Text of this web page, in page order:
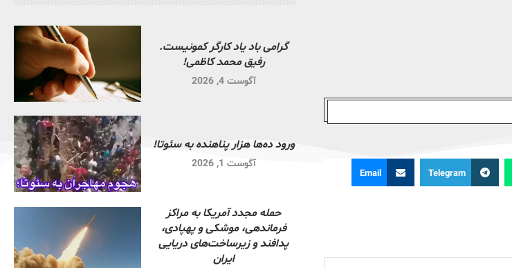
Telegram
Email
گرامی باد یاد کارگر کمونیست.
رفیق محمد کاظمی!
آگوست 4, 2026
ورود ده‌ها هزار پناهنده به سئوتا!
آگوست 1, 2026
حمله مجدد آمریکا به مراکز
فرماندهی، موشکی و پهپادی،
پدافند و زیرساخت‌های دریایی
ایران